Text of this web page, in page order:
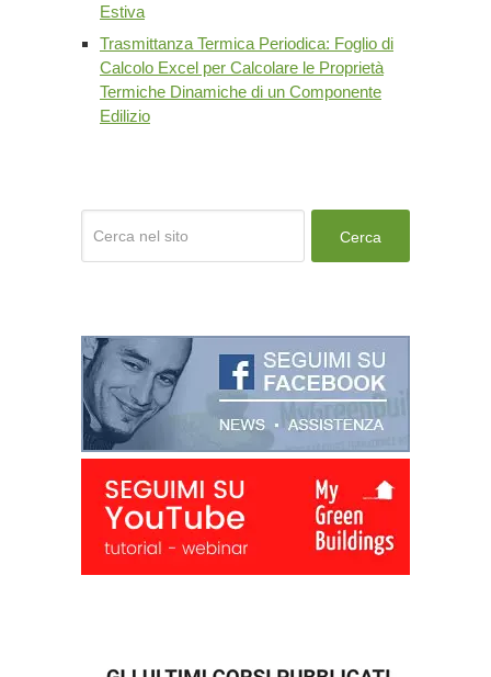
Estiva
Trasmittanza Termica Periodica: Foglio di
Calcolo Excel per Calcolare le Proprietà
Termiche Dinamiche di un Componente
Edilizio
Cerca